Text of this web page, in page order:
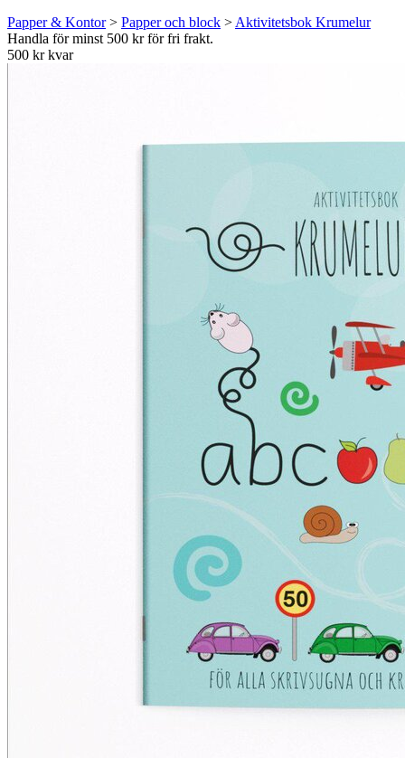
Papper & Kontor> Papper och block > Aktivitetsbok Krumelur
Handla för minst 500 kr för fri frakt.
500 kr kvar